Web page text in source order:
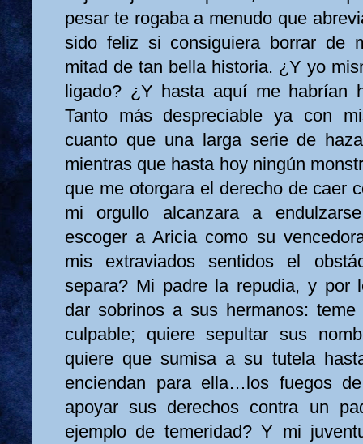
pesar te rogaba a menudo que
sido feliz si consiguiera borrar de
mitad de tan bella historia. ¿Y yo
ligado? ¿Y hasta aquí me habrían
Tanto más despreciable ya con
cuanto que una larga serie de
mientras que hasta hoy ningún
que me otorgara el derecho de caer
mi orgullo alcanzara a
escoger a Aricia como su
mis extraviados sentidos el
separa? Mi padre la repudia, y por
dar sobrinos a sus hermanos:
culpable; quiere sepultar sus
quiere que sumisa a su tutela
enciendan para ella…los fuegos
apoyar sus derechos contra un
ejemplo de temeridad? Y mi